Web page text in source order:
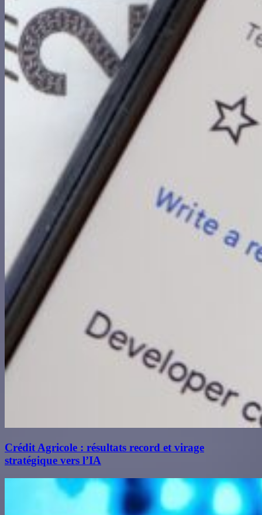
Crédit Agricole : résultats record et virage
stratégique vers l’IA